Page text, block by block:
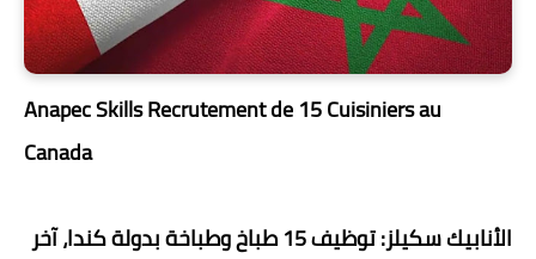
Anapec Skills Recrutement de 15 Cuisiniers au
Canada
الأنابيك سكيلز: توظيف 15 طباخ وطباخة بدولة كندا، آخر